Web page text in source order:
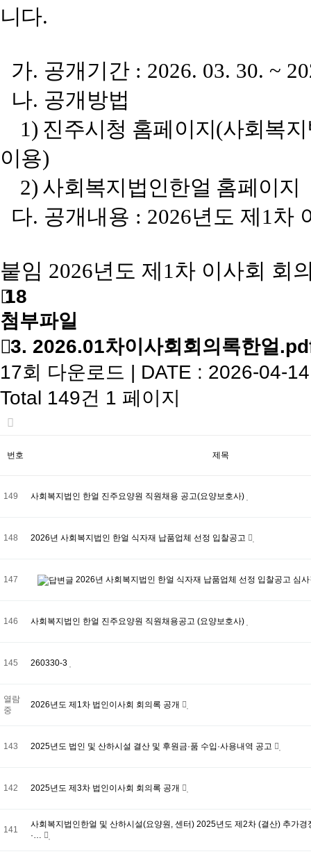
니다.
가. 공개기간 : 2026. 03. 30. ~
나. 공개방법
1) 진주시청 홈페이지(사회복
이용)
2) 사회복지법인한얼 홈페이지
다. 공개내용 : 2026년도 제1 차
붙임 2026년도 제1 차 이사회 회
18
첨부파일
3. 2026.01차이사회회의록한얼
17회 다운로드 | DATE : 2026-04-
Total 149건 1 페이지
번호 제목
149 사회복지법인 한얼 진주요양원 직원채용 공고(요양보호사)
148 2026년 사회복지법인 한얼 식자재 납품업체 선정 입찰공고
147 2026년 사회복지법인 한얼 식자재 납품업체 선정 입찰공고 심
146 사회복지법인 한얼 진주요양원 직원채용공고 (요양보호사)
145 260330-3
열람
중
2026년도 제1차 법인이사회 회의록 공개
143 2025년도 법인 및 산하시설 결산 및 후원금·품 수입·사용내역 공고
142 2025년도 제3차 법인이사회 회의록 공개
141
사회복지법인한얼 및 산하시설(요양원, 센터) 2025년도 제2차 (결산) 추가
·…